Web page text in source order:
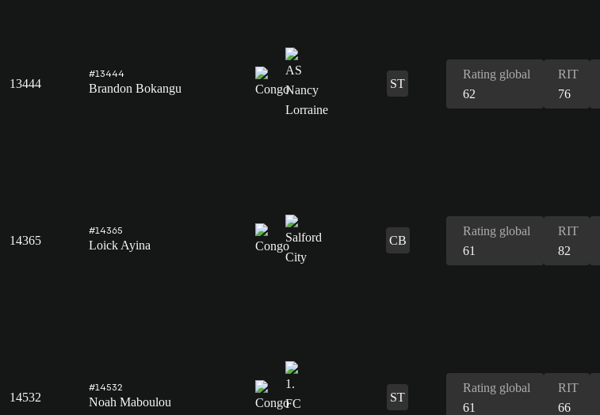
13444
#13444
Brandon Bokangu ST
Rating global
62
RIT
76
14365
#14365
Loick Ayina CB
Rating global
61
RIT
82
14532
#14532
Noah Maboulou ST
Rating global
61
RIT
66